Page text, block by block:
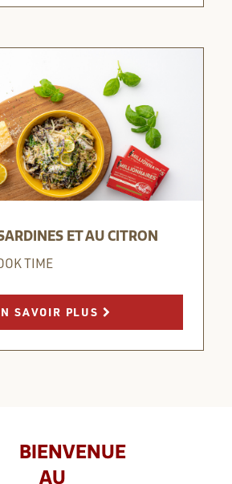
ET AU CITRON
TIME
SAVOIR PLUS
BIENVENUE
AU